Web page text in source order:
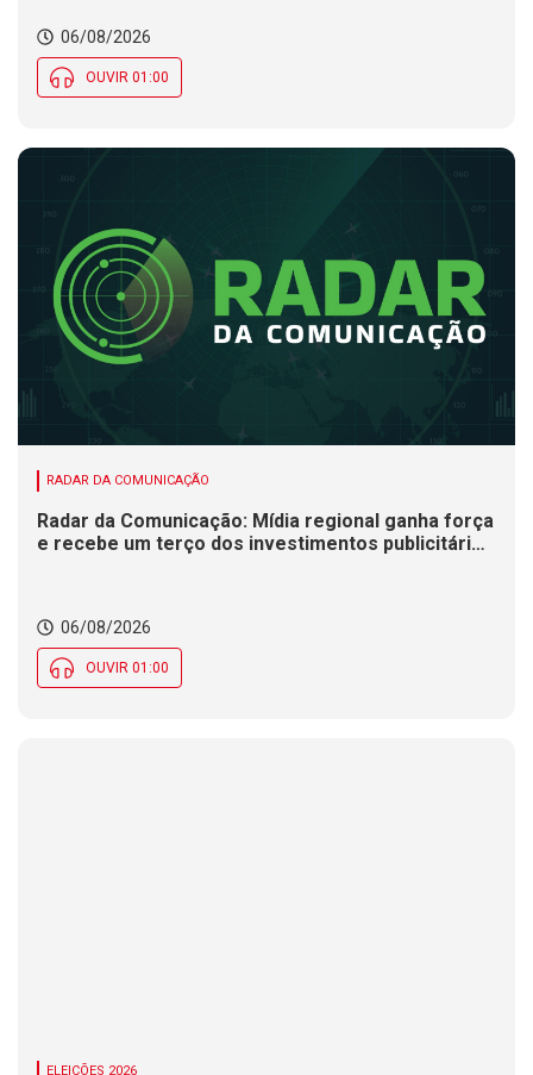
seletivo nesta quinta (6)
06/08/2026
OUVIR 01:00
RADAR DA COMUNICAÇÃO
Radar da Comunicação: Mídia regional ganha força
e recebe um terço dos investimentos publicitários
06/08/2026
OUVIR 01:00
ELEIÇÕES 2026